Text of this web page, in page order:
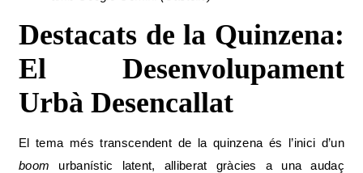
Destacats de la Quinzena:
El Desenvolupament
Urbà Desencallat
El tema més transcendent de la quinzena és l’inici d’un
boom urbanístic latent, alliberat gràcies a una audaç